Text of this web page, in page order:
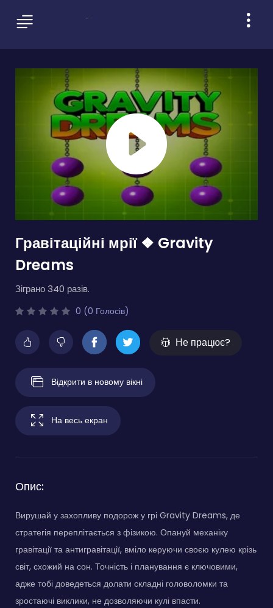
Гравітаційні мрії ❖ Gravity
Dreams
Зіграно 340 разів.
0 (0 Голосів)
Не працює?
Відкрити в новому вікні
На весь екран
Опис:
Вирушай у захопливу подорож у грі Gravity Dreams, де
стратегія переплітається з фізикою. Опануй механіку
гравітації та антигравітації, вміло керуючи своєю кулею крізь
світ, схожий на сон. Точність і планування є ключовими,
адже тобі доведеться долати складні головоломки та
зростаючі виклики, не дозволяючи кулі впасти.